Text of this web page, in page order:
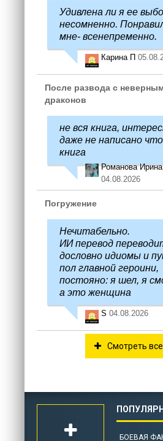
Удивлена ли я ее
несомненно.
мне- всенепременно.
Карина П
После развода с
драконов
не вся книга,
даже не написано
книга
Романова
04.08.2026
Погружение
Нечитабельно.
ИИ перевод
дословно идиомы и
пол главной героини,
постояно: я шел, я
а это женщина
S 04.08.2026
Смотреть все
БОЕВАЯ